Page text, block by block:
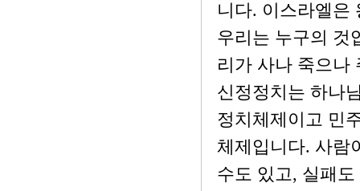
니다. 이스라엘은
우리는 누구의 것
리가 사나 죽으나
신정정치는 하나
정치체제이고 민
체제입니다. 사람
수도 있고, 실패